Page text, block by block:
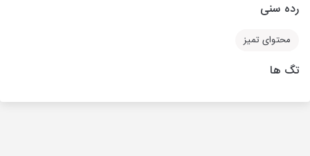
رده سنی
محتوای تمیز
تگ ها